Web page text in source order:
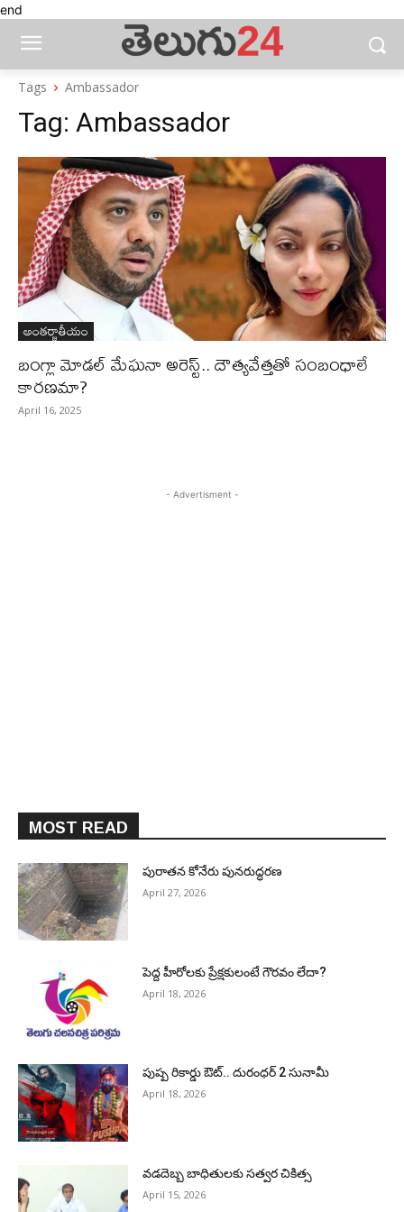
end
Tags Ambassador
Tag: Ambassador
అంతర్జాతీయం
బంగ్లా మోడ‌ల్ మేఘ‌నా అరెస్ట్.. దౌత్య‌వేత్త‌తో సంబంధాలే
కార‌ణమా?
April 16, 2025
- Advertisment -
MOST READ
పురాత‌న కోనేరు పున‌రుద్ధ‌ర‌ణ
April 27, 2026
పెద్ద హీరోల‌కు ప్రేక్ష‌కులంటే గౌర‌వం లేదా?
April 18, 2026
పుష్ప రికార్డు ఔట్‌.. దురంధ‌ర్ 2 సునామీ
April 18, 2026
వడదెబ్బ బాధితులకు సత్వర చికిత్స
April 15, 2026